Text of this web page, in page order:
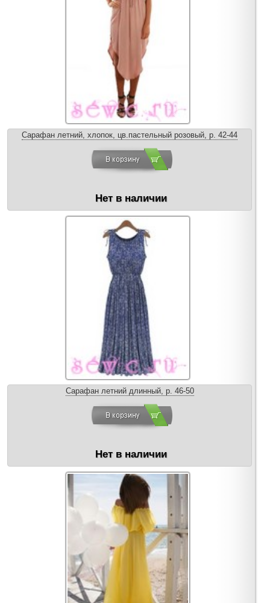
Сарафан летний, хлопок, цв.пастельный розовый, р. 42-44
Нет в наличии
Сарафан летний длинный, р. 46-50
Нет в наличии